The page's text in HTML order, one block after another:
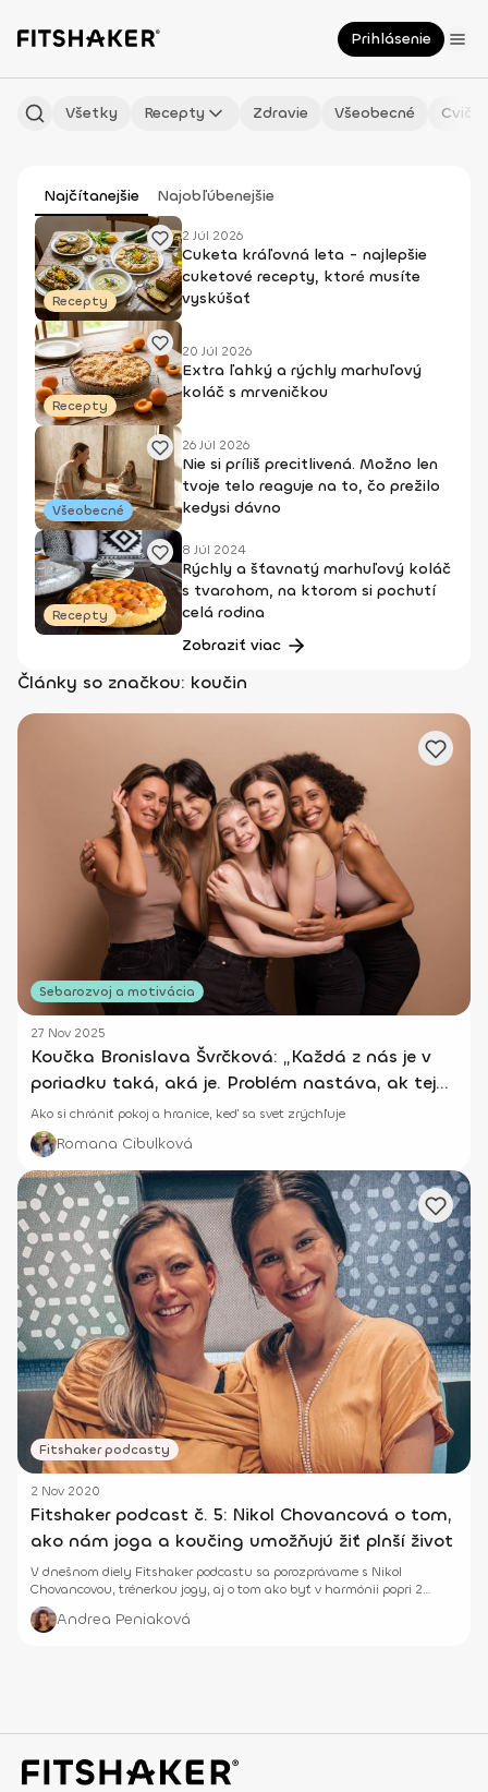
Prihlásenie
Všetky Recepty Zdravie Všeobecné
Najčítanejšie Najobľúbenejšie
Recepty
2 Júl 2026
Cuketa kráľovná leta - najlepšie
cuketové recepty, ktoré musíte
vyskúšať
Recepty
20 Júl 2026
Extra ľahký a rýchly marhuľový
koláč s mrveničkou
Všeobecné
26 Júl 2026
Nie si príliš precitlivená. Možno len
tvoje telo reaguje na to, čo prežilo
kedysi dávno
Recepty
8 Júl 2024
Rýchly a šťavnatý marhuľový koláč
s tvarohom, na ktorom si pochutí
celá rodina
Zobraziť viac
Články so značkou: koučin
Sebarozvoj a motivácia
27 Nov 2025
Koučka Bronislava Švrčková: „Každá z nás je v
poriadku taká, aká je. Problém nastáva, ak tej
vete neveríme.“
Ako si chrániť pokoj a hranice, keď sa svet zrýchľuje
Romana Cibulková
Fitshaker podcasty
2 Nov 2020
Fitshaker podcast č. 5: Nikol Chovancová o tom,
ako nám joga a koučing umožňujú žiť plnší život
V dnešnom diely Fitshaker podcastu sa porozprávame s Nikol
Chovancovou, trénerkou jogy, aj o tom ako byť v harmónii popri 2
malých deťoch.
Andrea Peniaková